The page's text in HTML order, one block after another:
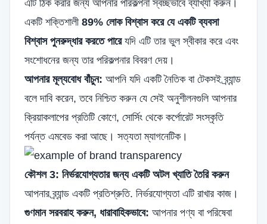
এটি ঠিক করার জন্য আপনার পরিকল্পনা স্বচ্ছভাবে ব্যাখ্যা করুন।
একটি শক্তিশালী 89% লোক বিশ্বাস করে যে একটি ব্যবসা
বিশ্বাস পুনরুদ্ধার করতে পারেযদি এটি তার ভুল স্বীকার করে এবং
সংশোধনের জন্য তার পরিকল্পনার বিবরণ দেয়।
আপনার মূল্যবোধ বাঁচুন: আপনি যদি একটি নৈতিক বা টেকসই ব্র্যান্ড
বলে দাবি করেন, তবে নিশ্চিত করুন যে সেই অনুশীলনগুলি আপনার
ক্রিয়াকলাপের প্রতিটি কোণে, সোর্সিং থেকে কর্পোরেট সংস্কৃতি
পর্যন্ত এমবেড করা আছে। সত্যতা ম্যাগনেটিক।
কৌশল 3: নির্ভরযোগ্যতার জন্য একটি অটল খ্যাতি তৈরি করুন
আপনার ব্র্যান্ড একটি প্রতিশ্রুতি. নির্ভরযোগ্যতা এটি রাখার কাজ।
গুণমান সরবরাহ করুন, ধারাবাহিকভাবে: আপনার পণ্য বা পরিষেবা